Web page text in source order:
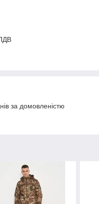
за домовленістю